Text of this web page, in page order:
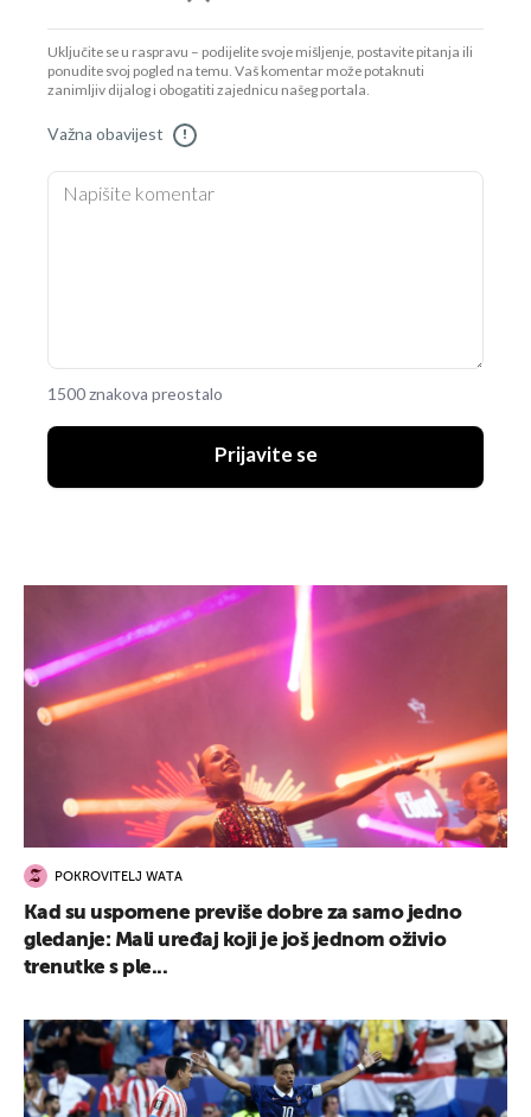
Uključite se u raspravu – podijelite svoje mišljenje, postavite pitanja ili
ponudite svoj pogled na temu. Vaš komentar može potaknuti
zanimljiv dijalog i obogatiti zajednicu našeg portala.
Važna obavijest !
1500 znakova preostalo
Prijavite se
POKROVITELJ WATA
Kad su uspomene previše dobre za samo jedno
gledanje: Mali uređaj koji je još jednom oživio
trenutke s ple...